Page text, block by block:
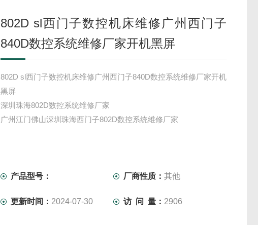
802D sl西门子数控机床维修广州西门子
840D数控系统维修厂家开机黑屏
802D sl西门子数控机床维修广州西门子840D数控系统维修厂家开机
黑屏
深圳珠海802D数控系统维修厂家
广州江门佛山深圳珠海西门子802D数控系统维修厂家
产品型号： 厂商性质：其他
更新时间： 2024-07-30 访 问 量： 2906